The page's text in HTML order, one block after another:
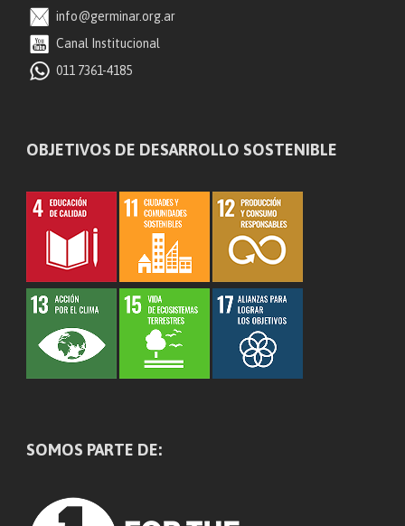
info@germinar.org.ar
Canal Institucional
011 7361-4185
OBJETIVOS DE DESARROLLO SOSTENIBLE
SOMOS PARTE DE: